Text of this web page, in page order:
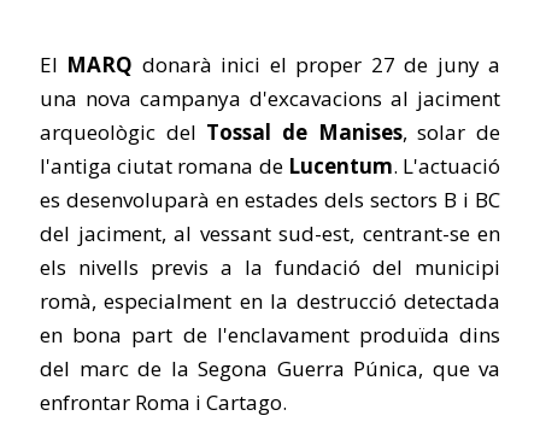
El MARQ donarà inici el proper 27 de juny a
una nova campanya d'excavacions al jaciment
arqueològic del Tossal de Manises, solar de
l'antiga ciutat romana de Lucentum. L'actuació
es desenvoluparà en estades dels sectors B i BC
del jaciment, al vessant sud-est, centrant-se en
els nivells previs a la fundació del municipi
romà, especialment en la destrucció detectada
en bona part de l'enclavament produïda dins
del marc de la Segona Guerra Púnica, que va
enfrontar Roma i Cartago.